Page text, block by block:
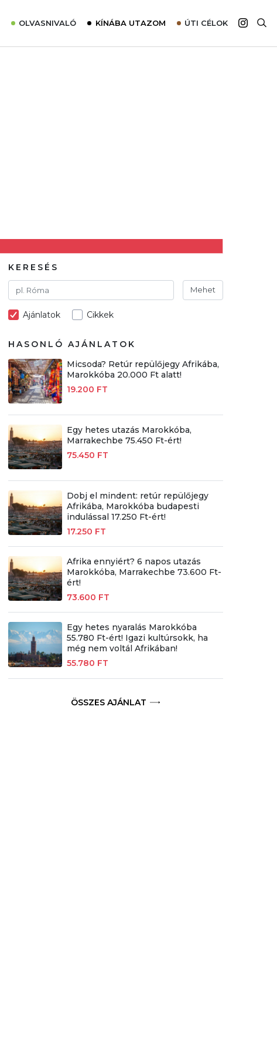
OLVASNIVALÓ KÍNÁBA UTAZOM ÚTI CÉLOK
KERESÉS
Mehet
Ajánlatok Cikkek
HASONLÓ AJÁNLATOK
Micsoda? Retúr repülőjegy Afrikába,
Marokkóba 20.000 Ft alatt!
19.200 FT
Egy hetes utazás Marokkóba,
Marrakechbe 75.450 Ft-ért!
75.450 FT
Dobj el mindent: retúr repülőjegy
Afrikába, Marokkóba budapesti
indulással 17.250 Ft-ért!
17.250 FT
Afrika ennyiért? 6 napos utazás
Marokkóba, Marrakechbe 73.600 Ft-
ért!
73.600 FT
Egy hetes nyaralás Marokkóba
55.780 Ft-ért! Igazi kultúrsokk, ha
még nem voltál Afrikában!
55.780 FT
ÖSSZES AJÁNLAT